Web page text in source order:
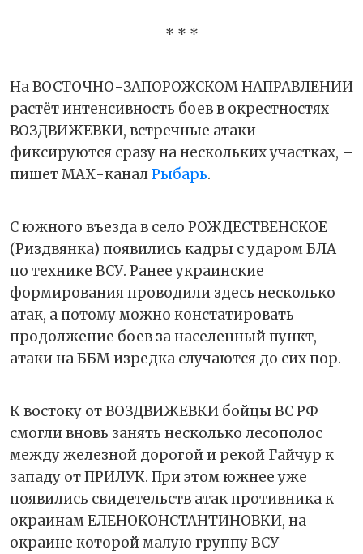
* * *
На ВОСТОЧНО-ЗАПОРОЖСКОМ НАПРАВЛЕНИИ
растёт интенсивность боев в окрестностях
ВОЗДВИЖЕВКИ, встречные атаки
фиксируются сразу на нескольких участках, –
пишет МАХ-каналРыбарь.
С южного въезда в село РОЖДЕСТВЕНСКОЕ
(Риздвянка) появились кадры с ударом БЛА
по технике ВСУ. Ранее украинские
формирования проводили здесь несколько
атак, а потому можно констатировать
продолжение боев за населенный пункт,
атаки на ББМ изредка случаются до сих пор.
К востоку от ВОЗДВИЖЕВКИ бойцы ВС РФ
смогли вновь занять несколько лесополос
между железной дорогой и рекой Гайчур к
западу от ПРИЛУК. При этом южнее уже
появились свидетельств атак противника к
окраинам ЕЛЕНОКОНСТАНТИНОВКИ, на
окраине которой малую группу ВСУ